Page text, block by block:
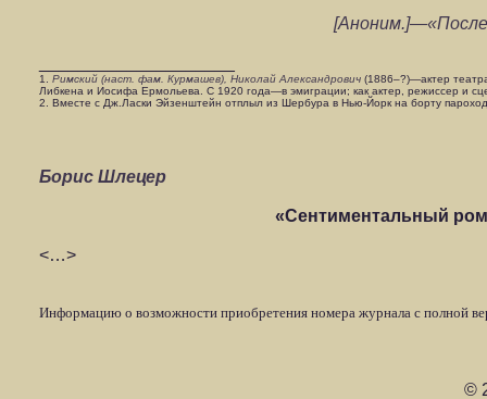
1. Римский (наст. фам. Курмашев), Николай Александрович (1886–?)—актер
Либкена и Иосифа Ермольева. С 1920 года—в эмиграции; как актер, режиссер и
2. Вместе с Дж.Ласки Эйзенштейн отплыл из Шербура в Нью-Йорк на борту
Борис Шлецер
«Сентиментальный
<…>
Информацию о возможности приобретения номера журнала с полной
©